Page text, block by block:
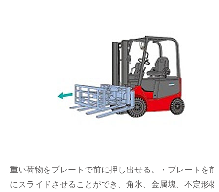
重い荷物をプレートで前に押し出せる。・プレートを前
にスライドさせることができ、角氷、金属塊、不定形物